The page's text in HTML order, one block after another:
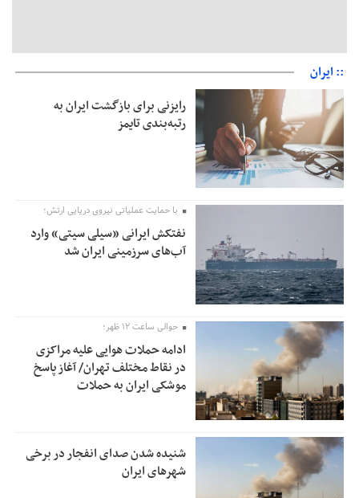
:: ایران
رایزنی برای بازگشت ایران به
رتبه‌بندی تایمز
با حمایت عملیاتی نیروی دریایی ارتش؛
نفتکش ایرانی «سیلی سیتی» وارد
آب‌های سرزمینی ایران شد
حوالی ساعت ۱۲ ظهر؛
ادامه حملات هوایی علیه مراکزی
در نقاط مختلف تهران/ آغاز پاسخ
موشکی ایران به حملات
شنیده شدن صدای انفجار در برخی
شهرهای ایران